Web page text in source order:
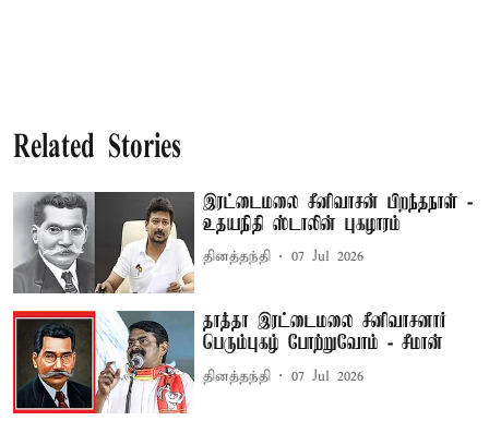
Related Stories
இரட்டைமலை சீனிவாசன் பிறந்தநாள் -
உதயநிதி ஸ்டாலின் புகழாரம்
தினத்தந்தி 07 Jul 2026
தாத்தா இரட்டைமலை சீனிவாசனார்
பெரும்புகழ் போற்றுவோம் - சீமான்
தினத்தந்தி 07 Jul 2026